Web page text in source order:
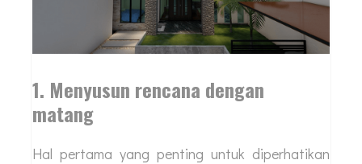
1. Menyusun rencana dengan
matang
Hal pertama yang penting untuk diperhatikan